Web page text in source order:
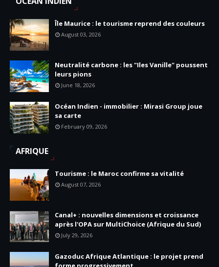
Île Maurice : le tourisme reprend des couleurs
August 03, 2026
Neutralité carbone : les "Iles Vanille" poussent
leurs pions
June 18, 2026
Océan Indien - immobilier : Mirasi Group joue
sa carte
February 09, 2026
AFRIQUE
Tourisme : le Maroc confirme sa vitalité
August 07, 2026
Canal+ : nouvelles dimensions et croissance
après l'OPA sur MultiChoice (Afrique du Sud)
July 29, 2026
Gazoduc Afrique Atlantique : le projet prend